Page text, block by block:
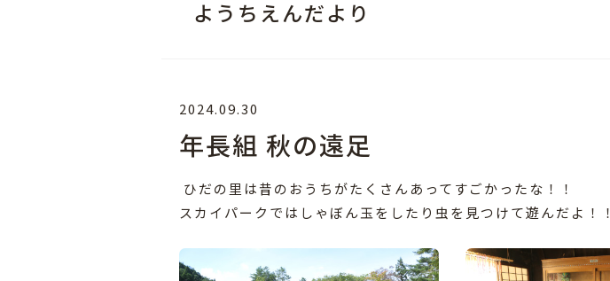
ようちえんだより
2024.09.30
年長組 秋の遠足
ひだの里は昔のおうちがたくさんあってすごかったな！！
スカイパークではしゃぼん玉をしたり虫を見つけて遊んだよ！！